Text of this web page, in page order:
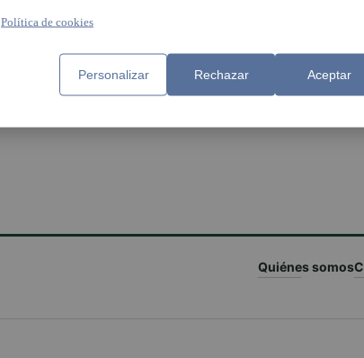
Quiénes somos
Política de cookies
Personalizar Rechazar Aceptar